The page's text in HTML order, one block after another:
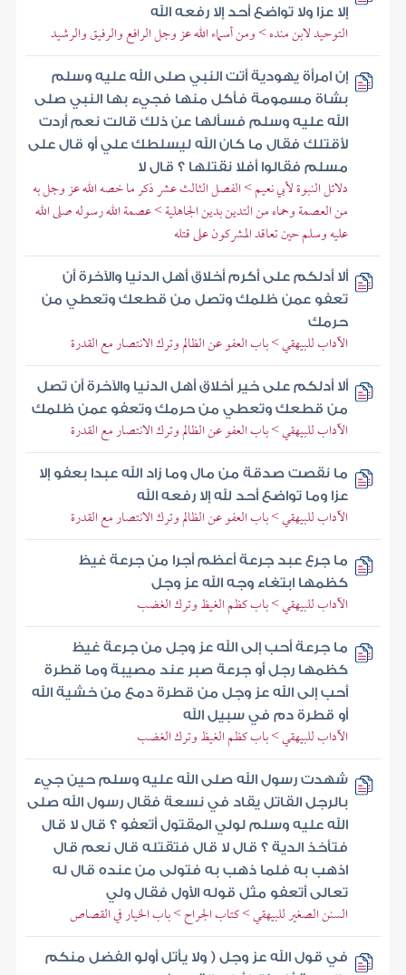
إلا عزا ولا تواضع أحد إلا رفعه الله
التوحيد لابن منده > ومن أسماء الله عز وجل الرافع والرفيق والرشيد
إن امرأة يهودية أتت النبي صلى الله عليه وسلم
بشاة مسمومة فأكل منها فجيء بها النبي صلى
الله عليه وسلم فسألها عن ذلك قالت نعم أردت
لأقتلك فقال ما كان الله ليسلطك علي أو قال على
مسلم فقالوا أفلا نقتلها ؟ قال لا
دلائل النبوة لأبي نعيم > الفصل الثالث عشر ذكر ما خصه الله عز وجل به
من العصمة وحماه من التدين بدين الجاهلية > عصمة الله رسوله صلى الله
عليه وسلم حين تعاقد المشركون على قتله
ألا أدلكم على أكرم أخلاق أهل الدنيا والآخرة أن
تعفو عمن ظلمك وتصل من قطعك وتعطي من
حرمك
الآداب للبيهقي > باب العفو عن الظالم وترك الانتصار مع القدرة
ألا أدلكم على خير أخلاق أهل الدنيا والآخرة أن تصل
من قطعك وتعطي من حرمك وتعفو عمن ظلمك
الآداب للبيهقي > باب العفو عن الظالم وترك الانتصار مع القدرة
ما نقصت صدقة من مال وما زاد الله عبدا بعفو إلا
عزا وما تواضع أحد لله إلا رفعه الله
الآداب للبيهقي > باب العفو عن الظالم وترك الانتصار مع القدرة
ما جرع عبد جرعة أعظم أجرا من جرعة غيظ
كظمها ابتغاء وجه الله عز وجل
الآداب للبيهقي > باب كظم الغيظ وترك الغضب
ما جرعة أحب إلى الله عز وجل من جرعة غيظ
كظمها رجل أو جرعة صبر عند مصيبة وما قطرة
أحب إلى الله عز وجل من قطرة دمع من خشية الله
أو قطرة دم في سبيل الله
الآداب للبيهقي > باب كظم الغيظ وترك الغضب
شهدت رسول الله صلى الله عليه وسلم حين جيء
بالرجل القاتل يقاد في نسعة فقال رسول الله صلى
الله عليه وسلم لولي المقتول أتعفو ؟ قال لا قال
فتأخذ الدية ؟ قال لا قال فتقتله قال نعم قال
اذهب به فلما ذهب به فتولى من عنده قال له
تعالى أتعفو مثل قوله الأول فقال ولي
السنن الصغير للبيهقي > كتاب الجراح > باب الخيار في القصاص
في قول الله عز وجل ( ولا يأتل أولو الفضل منكم